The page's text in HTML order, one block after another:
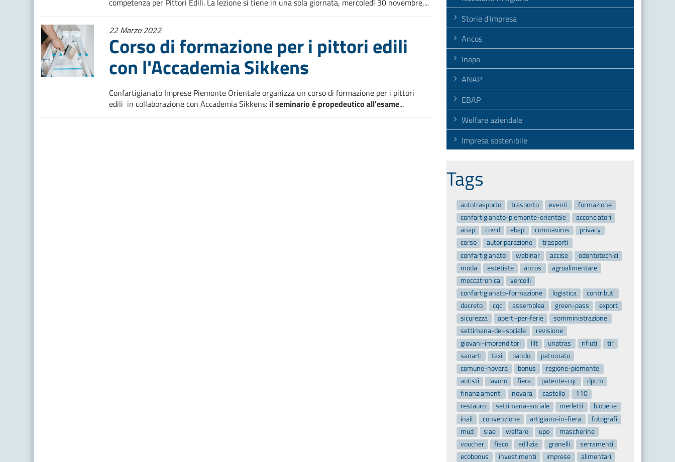
competenza per Pittori Edili. La lezione si tiene in una sola giornata, mercoledì 30 novembre,...
22 Marzo 2022
Corso di formazione per i pittori edili
con l'Accademia Sikkens
Confartigianato Imprese Piemonte Orientale organizza un corso di formazione per i pittori
edili in collaborazione con Accademia Sikkens:il seminario è propedeutico all'esame...
Storie d'impresa
Ancos
Inapa
ANAP
EBAP
Welfare aziendale
Impresa sostenibile
Tags
autotrasporto trasporto eventi
formazione
confartigianato-piemonte-orientale
acconciatori
anap
covid ebap coronavirus
privacy
corso
autoriparazione
trasporti
confartigianato
webinar accise
odontotecnici
moda
estetiste ancos
agroalimentare
meccatronica
vercelli
confartigianato-formazione
logistica
contributi
decreto
cqc assemblea green-pass
export
sicurezza
aperti-per-ferie
somministrazione
settimana-del-sociale
revisione
giovani-imprenditori
lilt unatras rifiuti
tir
sanarti
taxi bando
patronato
comune-novara
bonus
regione-piemonte
autisti
lavoro fiera patente-cqc
dpcm
finanziamenti
novara castello
110
restauro
settimana-sociale merletti
biobene
inail
convenzione artigiano-in-fiera
fotografi
mud
siae welfare upo
mascherine
voucher
fisco edilizia granelli
serramenti
ecobonus
investimenti imprese
alimentari